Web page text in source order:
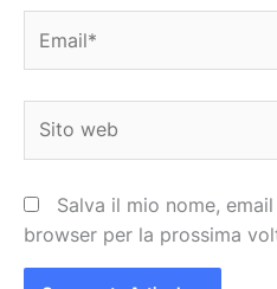
web
Salva il mio nome,
browser per la prossima